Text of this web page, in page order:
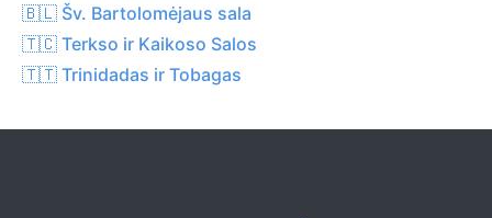
🇧🇱 Šv. Bartolomėjaus sala
🇹🇨 Terkso ir Kaikoso Salos
🇹🇹 Trinidadas ir Tobagas